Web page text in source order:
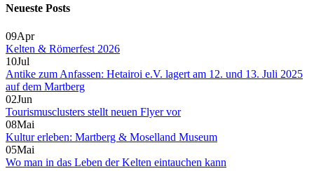
Neueste Posts
09Apr
Kelten & Römerfest 2026
10Jul
Antike zum Anfassen: Hetairoi e.V. lagert am 12. und 13. Juli 2025
auf dem Martberg
02Jun
Tourismusclusters stellt neuen Flyer vor
08Mai
Kultur erleben: Martberg & Moselland Museum
05Mai
Wo man in das Leben der Kelten eintauchen kann